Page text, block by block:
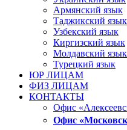
Армянский язык
Таджикский язык
Узбекский язык
Киргизский язык
Молдавский язык
Турецкий язык
ЮР ЛИЦАМ
ФИЗ ЛИЦАМ
КОНТАКТЫ
Офис
Офис